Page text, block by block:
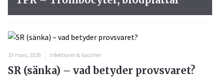
19 mars, 2026 Infektioner & Vacciner
SR (sänka) – vad betyder provsvaret?